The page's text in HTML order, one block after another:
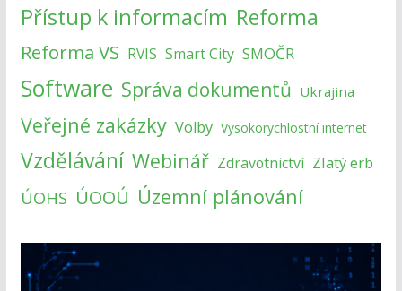
Přístup k informacím Reforma
Reforma VS RVIS Smart City SMOČR
Software Správa dokumentů Ukrajina
Veřejné zakázky Volby Vysokorychlostní internet
Vzdělávání Webinář Zdravotnictví Zlatý erb
ÚOHS ÚOOÚ Územní plánování